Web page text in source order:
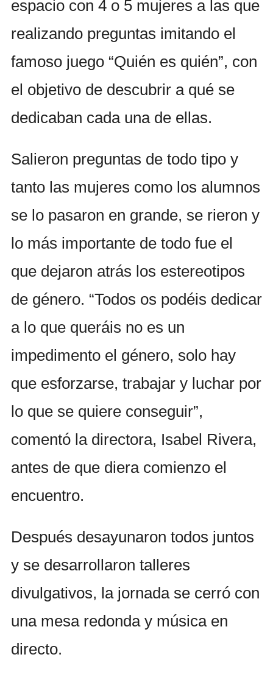
espacio con 4 o 5 mujeres a las que
realizando preguntas imitando el
famoso juego “Quién es quién”, con
el objetivo de descubrir a qué se
dedicaban cada una de ellas.
Salieron preguntas de todo tipo y
tanto las mujeres como los alumnos
se lo pasaron en grande, se rieron y
lo más importante de todo fue el
que dejaron atrás los estereotipos
de género. “Todos os podéis dedicar
a lo que queráis no es un
impedimento el género, solo hay
que esforzarse, trabajar y luchar por
lo que se quiere conseguir”,
comentó la directora, Isabel Rivera,
antes de que diera comienzo el
encuentro.
Después desayunaron todos juntos
y se desarrollaron talleres
divulgativos, la jornada se cerró con
una mesa redonda y música en
directo.